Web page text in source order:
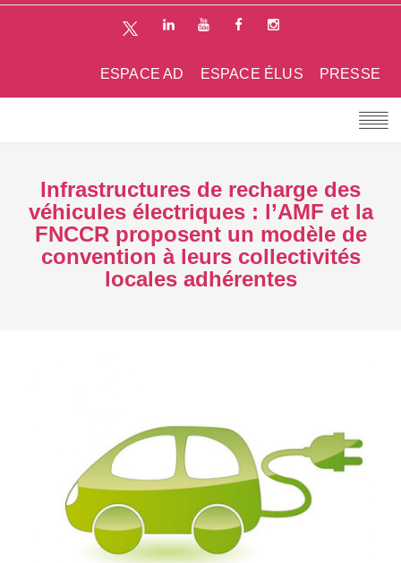
PRESSE
ESPACE ÉLUS
ESPACE AD
Infrastructures de recharge des
véhicules électriques : l’AMF et la
FNCCR proposent un modèle de
convention à leurs collectivités
locales adhérentes